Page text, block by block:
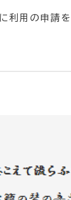
利用の申請